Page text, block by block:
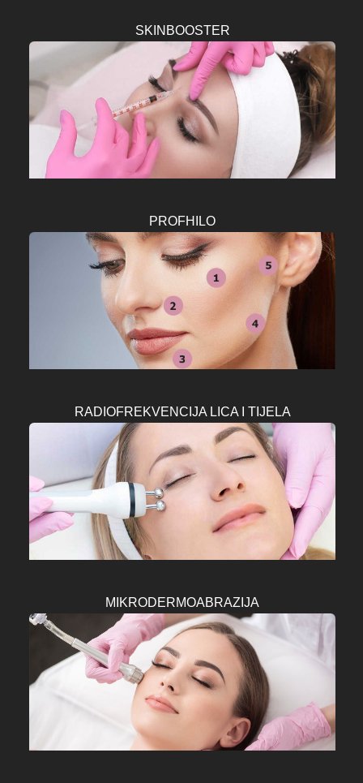
SKINBOOSTER
PROFHILO
RADIOFREKVENCIJA LICA I TIJELA
MIKRODERMOABRAZIJA